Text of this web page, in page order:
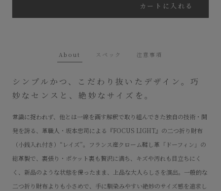
About スペック 注意事項
シンプルかつ、こだわり抜いたデザイン。巧
妙なセンスと、絶妙なサイズを。
常識に捉われず、他とは一線を画す解釈で取り組んできた独自の技術・開
発を誇る、革職人・坂本忠司による『FOCUS LIGHT』の二つ折り財布
（小銭入れ付き）“レイズ”。フランス産クローム鞣し革「ドーフィン」の
総革製で、裏張り・ポケット裏も贅沢に満ち、キズや汚れも目立ちにく
く、新品のような状態を保ったまま、上品な大人らしさを演出。一般的な
二つ折り財布よりも小さめで、手に馴染みやすい絶妙のサイズ感を追求し
カートに入れる